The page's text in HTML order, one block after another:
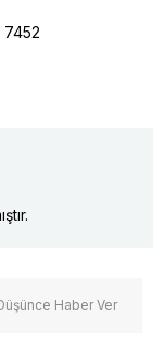
7452
Haber Ver